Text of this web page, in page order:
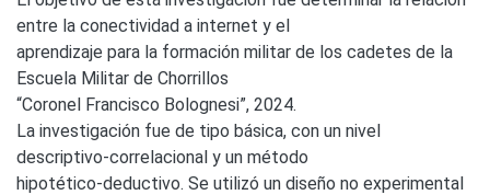
entre la conectividad a internet y el
aprendizaje para la formación militar de los cadetes de la
Escuela Militar de Chorrillos
“Coronel Francisco Bolognesi”, 2024.
La investigación fue de tipo básica, con un nivel
descriptivo-correlacional y un método
hipotético-deductivo. Se utilizó un diseño no experimental